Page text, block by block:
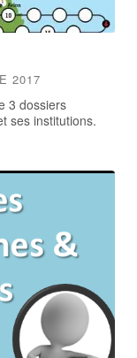
2017
3 dossiers
ses institutions.